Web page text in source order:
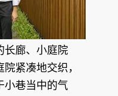
长廊、小庭院
紧凑地交织，
小巷当中的气